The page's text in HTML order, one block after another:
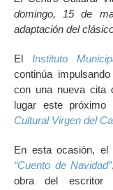
domingo, 15 de
adaptación del
El Instituto
continúa
con una nueva cita
lugar este
Cultural Virgen del
En esta ocasión, el
“Cuento de Navidad”
obra del escritor